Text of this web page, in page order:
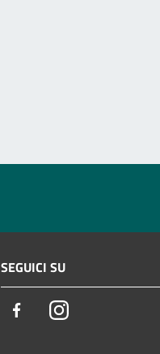
SEGUICI SU
FacebookInstagram